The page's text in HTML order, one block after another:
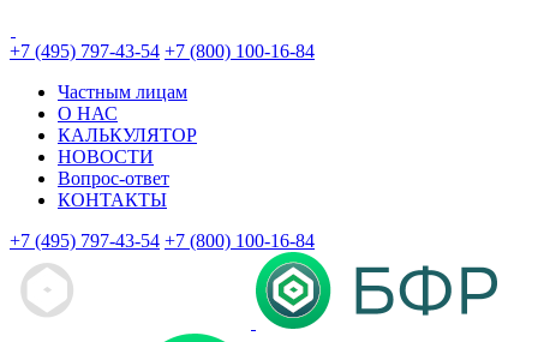
+7 (495) 797-43-54 +7 (800) 100-16-84
Частным лицам
О НАС
КАЛЬКУЛЯТОР
НОВОСТИ
Вопрос-ответ
КОНТАКТЫ
+7 (495) 797-43-54 +7 (800) 100-16-84